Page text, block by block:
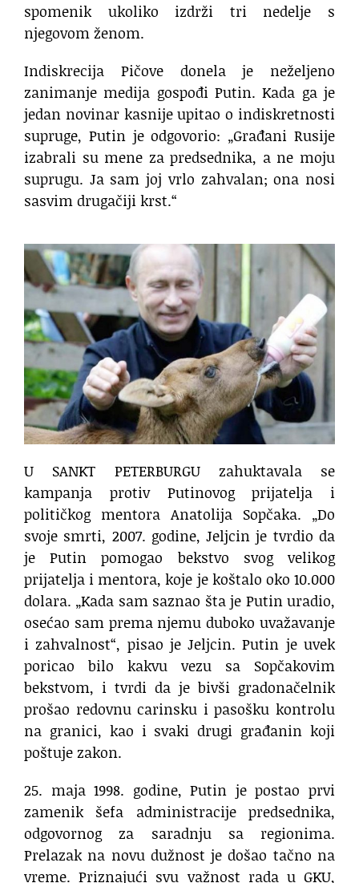
spomenik ukoliko izdrži tri nedelje s
njegovom ženom.
Indiskrecija Pičove donela je neželjeno
zanimanje medija gospođi Putin. Kada ga je
jedan novinar kasnije upitao o indiskretnosti
supruge, Putin je odgovorio: „Građani Rusije
izabrali su mene za predsednika, a ne moju
suprugu. Ja sam joj vrlo zahvalan; ona nosi
sasvim drugačiji krst.“
U SANKT PETERBURGU zahuktavala se
kampanja protiv Putinovog prijatelja i
političkog mentora Anatolija Sopčaka. „Do
svoje smrti, 2007. godine, Jeljcin je tvrdio da
je Putin pomogao bekstvo svog velikog
prijatelja i mentora, koje je koštalo oko 10.000
dolara. „Kada sam saznao šta je Putin uradio,
osećao sam prema njemu duboko uvažavanje
i zahvalnost“, pisao je Jeljcin. Putin je uvek
poricao bilo kakvu vezu sa Sopčakovim
bekstvom, i tvrdi da je bivši gradonačelnik
prošao redovnu carinsku i pasošku kontrolu
na granici, kao i svaki drugi građanin koji
poštuje zakon.
25. maja 1998. godine, Putin je postao prvi
zamenik šefa administracije predsednika,
odgovornog za saradnju sa regionima.
Prelazak na novu dužnost je došao tačno na
vreme. Priznajući svu važnost rada u GKU,